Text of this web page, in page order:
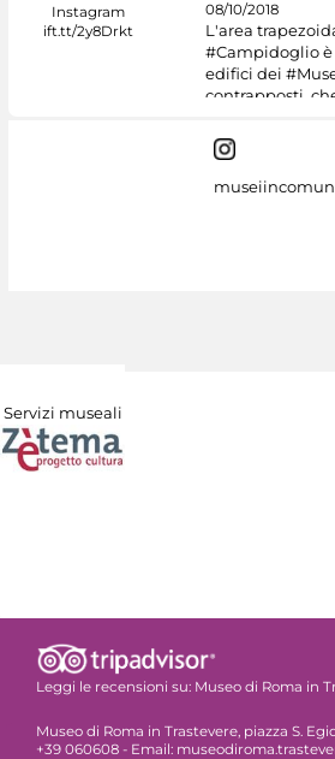
08/10/2018
L'area
#Campidoglio
edifici dei
contrapposti,
Servizi museali
Leggi le recensioni su: Museo di Roma in
Museo di Roma in Trastevere, piazza S.
+39 060608 - Email: